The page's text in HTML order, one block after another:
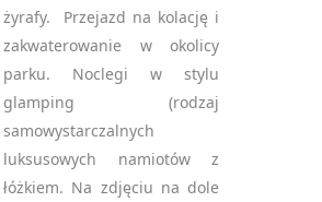
żyrafy. Przejazd na kolację i
zakwaterowanie w okolicy
parku. Noclegi w stylu
glamping (rodzaj
samowystarczalnych
luksusowych namiotów z
łóżkiem. Na zdjęciu na dole